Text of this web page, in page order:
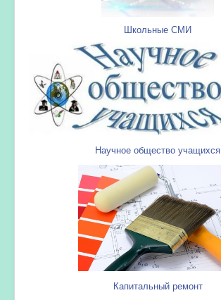
Школьные СМИ
Научное общество учащихся
Капитальный ремонт